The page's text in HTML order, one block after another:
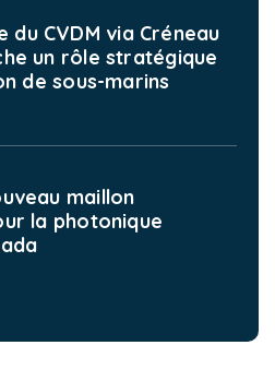
du CVDM via Créneau
un rôle stratégique
de sous-marins
maillon
la photonique